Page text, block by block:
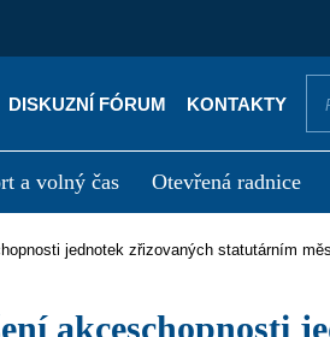
DISKUZNÍ FÓRUM KONTAKTY
a volný čas Otevřená radnice
Potřebuji vyřídit
jednotek zřizovaných statutárním